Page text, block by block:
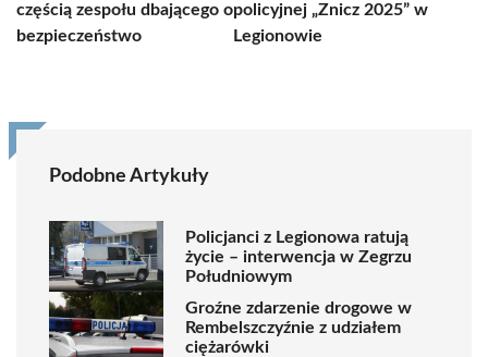
częścią zespołu dbającego o
bezpieczeństwo
policyjnej „Znicz 2025” w
Legionowie
Podobne Artykuły
Policjanci z Legionowa ratują
życie – interwencja w Zegrzu
Południowym
Groźne zdarzenie drogowe w
Rembelszczyźnie z udziałem
ciężarówki